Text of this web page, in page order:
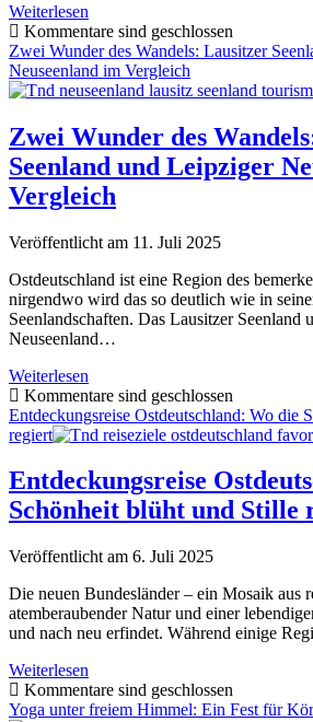
Weiterlesen
bunte
Schichtkuchen
mit
Streuseln:
Fest
für
Augen
und
Gaumen
Kommentare sind geschlossen
Zwei Wunder des Wandels: Lausitzer
Neuseenland im Vergleich
Zwei Wunder des
Seenland und Leipziger
Vergleich
Veröffentlicht am 11. Juli 2025
Ostdeutschland ist eine Region des
nirgendwo wird das so deutlich wie in
Seenlandschaften. Das Lausitzer Seenland
Neuseenland…
Weiterlesen
Wunder
des
Wandels:
Seenland
und
Leipziger
im
Kommentare sind geschlossen
Entdeckungsreise Ostdeutschland: Wo die
regiert
Entdeckungsreise
Schönheit blüht und Stille
Veröffentlicht am 6. Juli 2025
Die neuen Bundesländer – ein Mosaik aus
atemberaubender Natur und einer
und nach neu erfindet. Während einige
Weiterlesen
Ostdeutschland:
Wo
Kommentare sind geschlossen
Yoga unter freiem Himmel: Ein Fest für